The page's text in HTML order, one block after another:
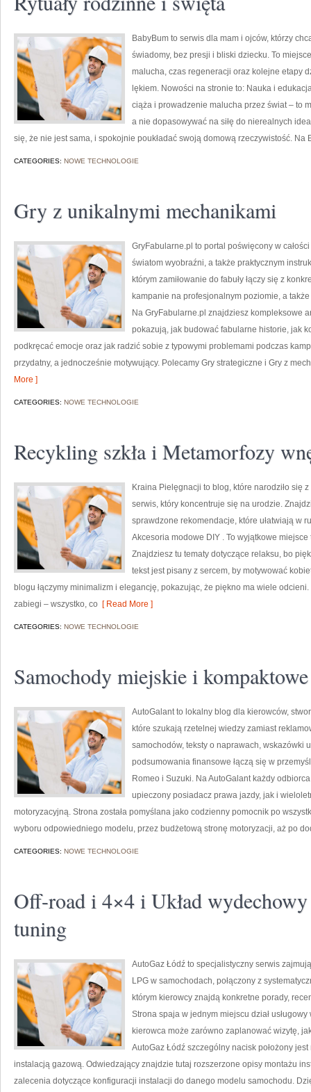
BabyBum to serwis dla mam i ojców, którzy
świadomy, bez presji i bliski dziecku. To
malucha, czas regeneracji oraz kolejne etapy
lękiem. Nowości na stronie to: Nauka i
ciąża i prowadzenie malucha przez świat – to
a nie dopasowywać na siłę do nierealnych
się, że nie jest sama, i spokojnie poukładać swoją domową rzeczywistość. Na
CATEGORIES: NOWE TECHNOLOGIE
Gry z unikalnymi mechanikami
GryFabularne.pl to portal poświęcony w
światom wyobraźni, a także praktycznym
którym zamiłowanie do fabuły łączy się z
kampanie na profesjonalnym poziomie, a
Na GryFabularne.pl znajdziesz kompleksowe
pokazują, jak budować fabularne historie, jak
podkręcać emocje oraz jak radzić sobie z typowymi problemami podczas
przydatny, a jednocześnie motywujący. Polecamy Gry strategiczne i Gry z
More ]
CATEGORIES: NOWE TECHNOLOGIE
Recykling szkła i Metamorfozy
Kraina Pielęgnacji to blog, które narodziło się
serwis, który koncentruje się na urodzie.
sprawdzone rekomendacje, które ułatwiają w
Akcesoria modowe DIY . To wyjątkowe
Znajdziesz tu tematy dotyczące relaksu, bo
tekst jest pisany z sercem, by motywować
blogu łączymy minimalizm i elegancję, pokazując, że piękno ma wiele
zabiegi – wszystko, co [ Read More ]
CATEGORIES: NOWE TECHNOLOGIE
Samochody miejskie i
AutoGalant to lokalny blog dla kierowców,
które szukają rzetelnej wiedzy zamiast
samochodów, teksty o naprawach, wskazówki
podsumowania finansowe łączą się w
Romeo i Suzuki. Na AutoGalant każdy
upieczony posiadacz prawa jazdy, jak i
motoryzacyjną. Strona została pomyślana jako codzienny pomocnik po
wyboru odpowiedniego modelu, przez budżetową stronę motoryzacji, aż po
CATEGORIES: NOWE TECHNOLOGIE
Off-road i 4×4 i Układ
tuning
AutoGaz Łódź to specjalistyczny serwis
LPG w samochodach, połączony z
którym kierowcy znajdą konkretne porady,
Strona spaja w jednym miejscu dział
kierowca może zarówno zaplanować wizytę,
AutoGaz Łódź szczególny nacisk położony
instalacją gazową. Odwiedzający znajdzie tutaj rozszerzone opisy montażu
zalecenia dotyczące konfiguracji instalacji do danego modelu samochodu.